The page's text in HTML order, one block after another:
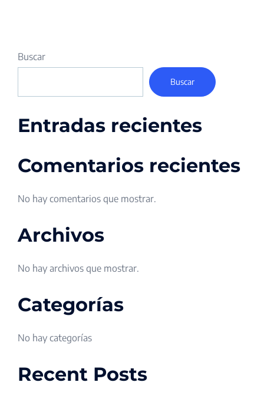
Buscar
Buscar
Entradas recientes
Comentarios recientes
No hay comentarios que mostrar.
Archivos
No hay archivos que mostrar.
Categorías
No hay categorías
Recent Posts